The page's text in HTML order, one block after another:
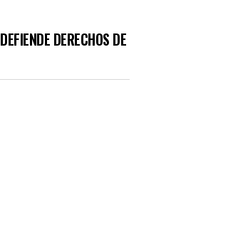
DERECHOS DE